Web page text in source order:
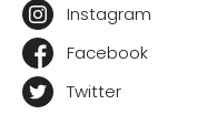
Instagram
Facebook
Twitter